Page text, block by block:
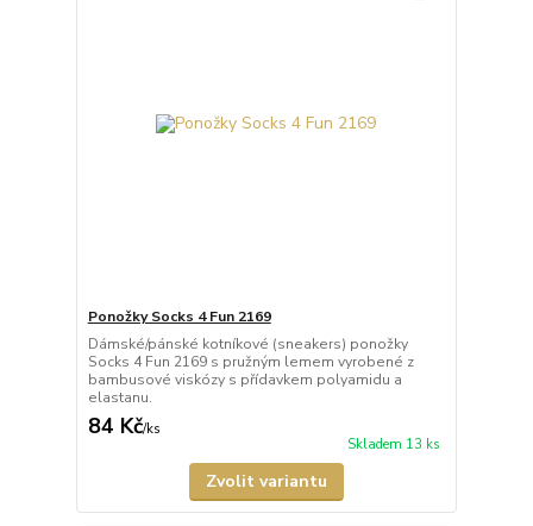
Ponožky Socks 4 Fun 2169
Dámské/pánské kotníkové (sneakers) ponožky
Socks 4 Fun 2169 s pružným lemem vyrobené z
bambusové viskózy s přídavkem polyamidu a
elastanu.
84 Kč/ks
Skladem 13 ks
Zvolit variantu